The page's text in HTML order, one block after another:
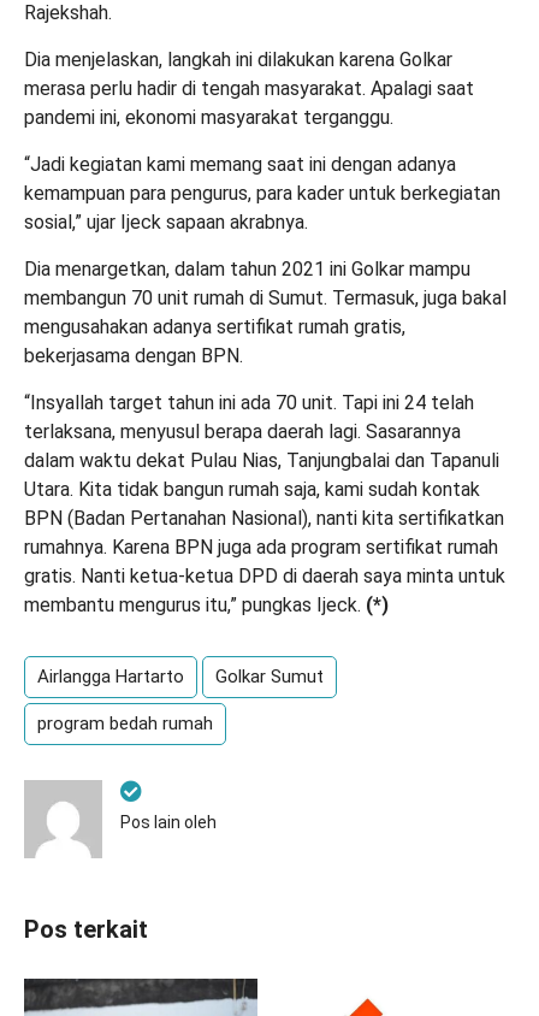
Rajekshah.
Dia menjelaskan, langkah ini dilakukan karena Golkar
merasa perlu hadir di tengah masyarakat. Apalagi saat
pandemi ini, ekonomi masyarakat terganggu.
“Jadi kegiatan kami memang saat ini dengan adanya
kemampuan para pengurus, para kader untuk berkegiatan
sosial,” ujar Ijeck sapaan akrabnya.
Dia menargetkan, dalam tahun 2021 ini Golkar mampu
membangun 70 unit rumah di Sumut. Termasuk, juga bakal
mengusahakan adanya sertifikat rumah gratis,
bekerjasama dengan BPN.
“Insyallah target tahun ini ada 70 unit. Tapi ini 24 telah
terlaksana, menyusul berapa daerah lagi. Sasarannya
dalam waktu dekat Pulau Nias, Tanjungbalai dan Tapanuli
Utara. Kita tidak bangun rumah saja, kami sudah kontak
BPN (Badan Pertanahan Nasional), nanti kita sertifikatkan
rumahnya. Karena BPN juga ada program sertifikat rumah
gratis. Nanti ketua-ketua DPD di daerah saya minta untuk
membantu mengurus itu,” pungkas Ijeck. (*)
Airlangga Hartarto Golkar Sumut
program bedah rumah
Pos lain oleh
Pos terkait